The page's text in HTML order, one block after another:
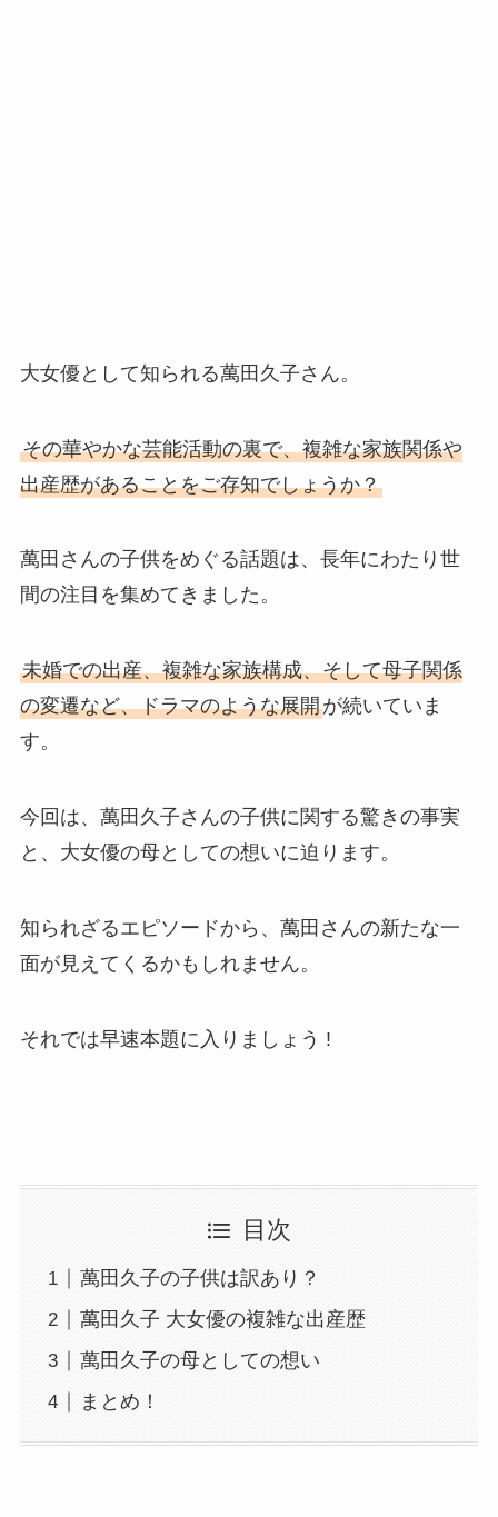
大女優として知られる萬田久子さん。
その華やかな芸能活動の裏で、複雑な家族関係や
出産歴があることをご存知でしょうか？
萬田さんの子供をめぐる話題は、長年にわたり世
間の注目を集めてきました。
未婚での出産、複雑な家族構成、そして母子関係
の変遷など、ドラマのような展開が続いていま
す。
今回は、萬田久子さんの子供に関する驚きの事実
と、大女優の母としての想いに迫ります。
知られざるエピソードから、萬田さんの新たな一
面が見えてくるかもしれません。
それでは早速本題に入りましょう !
目次
萬田久子の子供は訳あり？
萬田久子 大女優の複雑な出産歴
萬田久子の母としての想い
まとめ！